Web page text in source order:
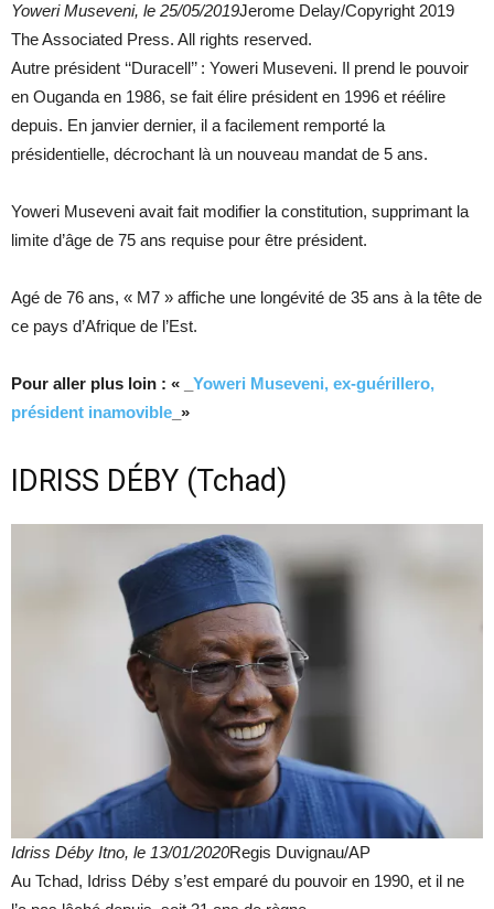
Yoweri Museveni, le 25/05/2019Jerome Delay/Copyright 2019
The Associated Press. All rights reserved.
Autre président ‘‘Duracell’’ : Yoweri Museveni. Il prend le pouvoir
en Ouganda en 1986, se fait élire président en 1996 et réélire
depuis. En janvier dernier, il a facilement remporté la
présidentielle, décrochant là un nouveau mandat de 5 ans.
Yoweri Museveni avait fait modifier la constitution, supprimant la
limite d’âge de 75 ans requise pour être président.
Agé de 76 ans, « M7 » affiche une longévité de 35 ans à la tête de
ce pays d’Afrique de l’Est.
Pour aller plus loin : « _ Yoweri Museveni, ex-guérillero,
président inamovible _»
IDRISS DÉBY (Tchad)
Idriss Déby Itno, le 13/01/2020Regis Duvignau/AP
Au Tchad, Idriss Déby s’est emparé du pouvoir en 1990, et il ne